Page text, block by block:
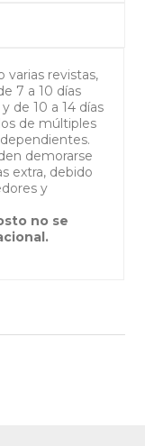
varias revistas,
7 a 10 días
de 10 a 14 días
de múltiples
demorarse
extra, debido
y
no se